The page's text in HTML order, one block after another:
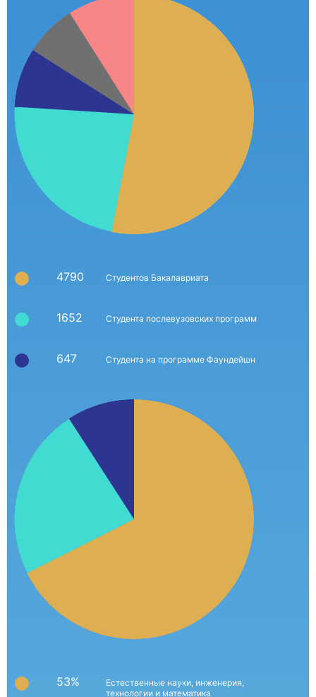
4790 Студентов Бакалавриата
1652 Студента послевузовских программ
647 Студента на программе Фаундейшн
53%
Естественные науки, инженерия,
технологии и математика